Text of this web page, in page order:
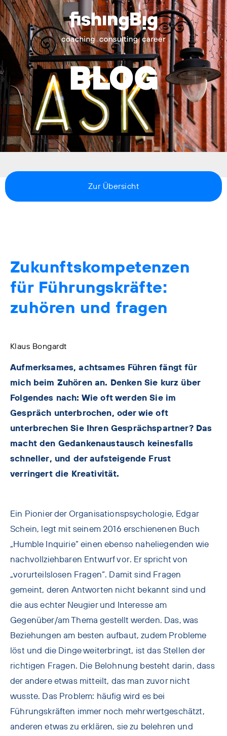
Zur Übersicht
Zukunftskompetenzen
für Führungskräfte:
zuhören und fragen
Klaus Bongardt
Aufmerksames, achtsames Führen fängt für
mich beim Zuhören an. Denken Sie kurz über
Folgendes nach: Wie oft werden Sie im
Gespräch unterbrochen, oder wie oft
unterbrechen Sie Ihren Gesprächspartner? Das
macht den Gedankenaustausch keinesfalls
schneller, und der aufsteigende Frust
verringert die Kreativität.
Ein Pionier der Organisationspsychologie, Edgar
Schein, legt mit seinem 2016 erschienenen Buch
„Humble Inquirie“ einen ebenso naheliegenden wie
nachvollziehbaren Entwurf vor. Er spricht von
„vorurteilslosen Fragen“. Damit sind Fragen
gemeint, deren Antworten nicht bekannt sind und
die aus echter Neugier und Interesse am
Gegenüber/am Thema gestellt werden. Das, was
Beziehungen am besten aufbaut, zudem Probleme
löst und die Dinge weiterbringt, ist das Stellen der
richtigen Fragen. Die Belohnung besteht darin, dass
der andere etwas mitteilt, das man zuvor nicht
wusste. Das Problem: häufig wird es bei
Führungskräften immer noch mehr wertgeschätzt,
anderen etwas zu erklären, sie zu belehren und